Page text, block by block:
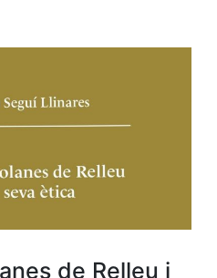
de Relleu i